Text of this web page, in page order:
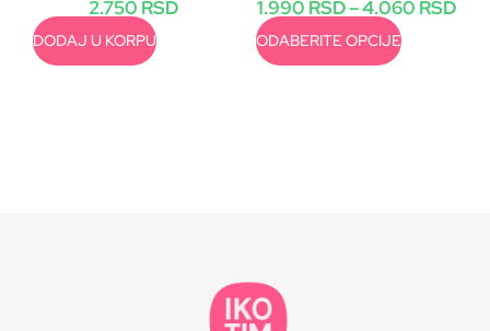
2.750 RSD
DODAJ U KORPU
1.990 RSD–4.060 RSD
ODABERITE OPCIJE